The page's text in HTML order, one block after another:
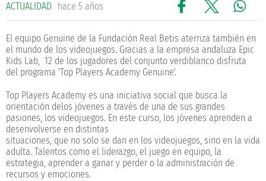
ACTUALIDAD hace 5 años
El equipo Genuine de la Fundación Real Betis aterriza también en
el mundo de los videojuegos. Gracias a la empresa andaluza Epic
Kids Lab, 12 de los jugadores del conjunto verdiblanco disfruta
del programa 'Top Players Academy Genuine'.
Top Players Academy es una iniciativa social que busca la
orientación delos jóvenes a través de una de sus grandes
pasiones, los videojuegos. En este curso, los jóvenes aprenden a
desenvolverse en distintas
situaciones, que no solo se dan en los videojuegos, sino en la vida
adulta. Talentos como el liderazgo, el juego en equipo, la
estrategia, aprender a ganar y perder o la administración de
recursos y emociones.